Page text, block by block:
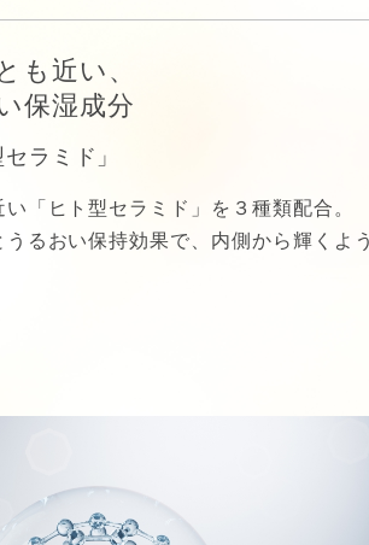
も近い、
保湿成分
ラミド」
「ヒト型セラミド」を３種類配合。
るおい保持効果で、内側から輝くよ